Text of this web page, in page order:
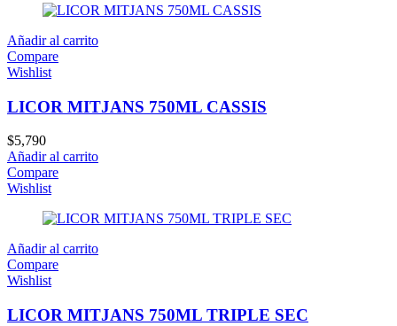
Añadir al carrito
Compare
Wishlist
LICOR MITJANS 750ML CASSIS
$5,790
Añadir al carrito
Compare
Wishlist
Añadir al carrito
Compare
Wishlist
LICOR MITJANS 750ML TRIPLE SEC